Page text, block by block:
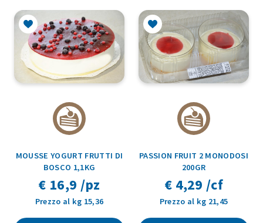
MOUSSE YOGURT FRUTTI DI
BOSCO 1,1KG
€ 16,9 /pz
Prezzo al kg 15,36
PASSION FRUIT 2 MONODOSI
200GR
€ 4,29 /cf
Prezzo al kg 21,45